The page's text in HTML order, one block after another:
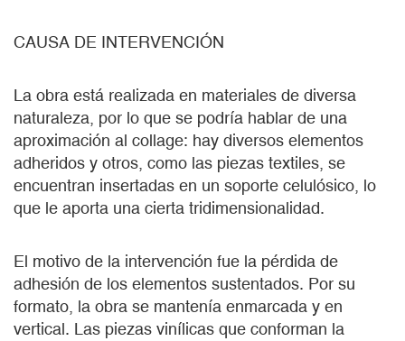
CAUSA DE INTERVENCIÓN
La obra está realizada en materiales de diversa
naturaleza, por lo que se podría hablar de una
aproximación al collage: hay diversos elementos
adheridos y otros, como las piezas textiles, se
encuentran insertadas en un soporte celulósico, lo
que le aporta una cierta tridimensionalidad.
El motivo de la intervención fue la pérdida de
adhesión de los elementos sustentados. Por su
formato, la obra se mantenía enmarcada y en
vertical. Las piezas vinílicas que conforman la